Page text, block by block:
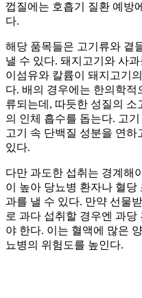
껍질에는 호흡기 질환 예방
다.
해당 품목들은 고기류와 곁
낼 수 있다. 돼지고기와 사
이섬유와 칼륨이 돼지고기
다. 배의 경우에는 한의학
류되는데, 따듯한 성질의
의 인체 흡수를 돕는다. 고
고기 속 단백질 성분을 연
있다.
다만 과도한 섭취는 경계해
이 높아 당뇨병 환자나 혈
과를 낼 수 있다. 만약 선물
로 과다 섭취할 경우엔 과당
야 한다. 이는 혈액에 많은
뇨병의 위험도를 높인다.